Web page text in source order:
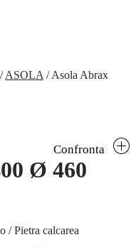
/ASOLA /Asola Abrax
Ø 460
Confronta
/ Pietra calcarea